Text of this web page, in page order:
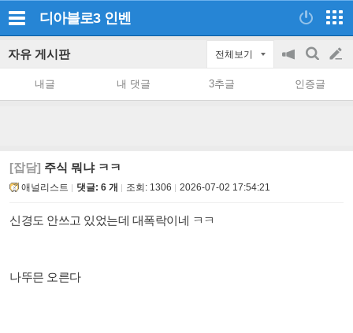
디아블로3 인벤
자유 게시판 전체보기
공
on/off
검
색
글
쓰
내글 내 댓글 3추글 인증글
[잡담] 주식 뭐냐 ㅋㅋ
애널리스트 댓글: 6 개 조회: 1306 2026-07-02 17:54:21
신경도 안쓰고 있었는데 대폭락이네 ㅋㅋ
나뚜믄 오른다